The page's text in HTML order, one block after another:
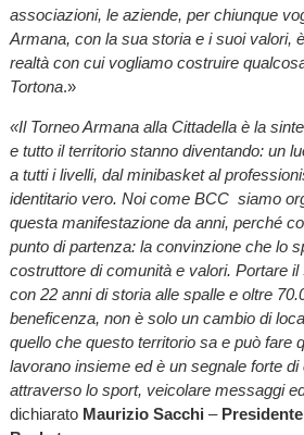
associazioni, le aziende, per chiunque
Armana, con la sua storia e i suoi valori,
realtà con cui vogliamo costruire
Tortona.»
«Il Torneo Armana alla Cittadella è la
e tutto il territorio stanno diventando: un
a tutti i livelli, dal minibasket al
identitario vero. Noi come BCC siamo
questa manifestazione da anni, perché
punto di partenza: la convinzione che lo
costruttore di comunità e valori. Portare il
con 22 anni di storia alle spalle e oltre
beneficenza, non è solo un cambio di
quello che questo territorio sa e può fare
lavorano insieme ed è un segnale forte
attraverso lo sport, veicolare messaggi
dichiarato Maurizio Sacchi –